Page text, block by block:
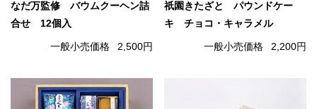
なだ万監修 バウムクーヘン詰
合せ 12個入
一般小売価格 2,500円
祇園きたざと パウンドケー
キ チョコ・キャラメル
一般小売価格 2,200円